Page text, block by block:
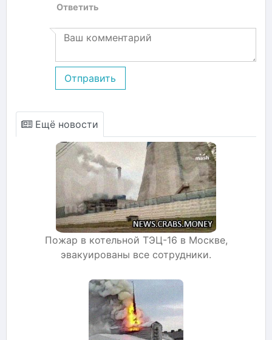
Ответить
Отправить
Ещё новости
Пожар в котельной ТЭЦ-16 в Москве,
эвакуированы все сотрудники.